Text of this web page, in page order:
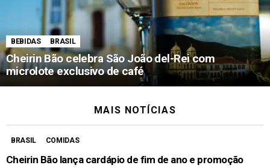
BEBIDAS BRASIL
Cheirin Bão celebra São João del-Rei com
microlote exclusivo de café
MAIS NOTÍCIAS
BRASIL COMIDAS
Cheirin Bão lança cardápio de fim de ano e promoção